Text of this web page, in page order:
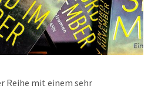
Reihe mit einem sehr